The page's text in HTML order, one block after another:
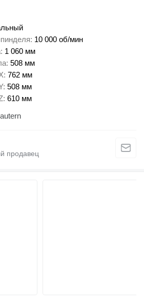
10 000 об/мин
1 060 мм
508 мм
762 мм
508 мм
610 мм